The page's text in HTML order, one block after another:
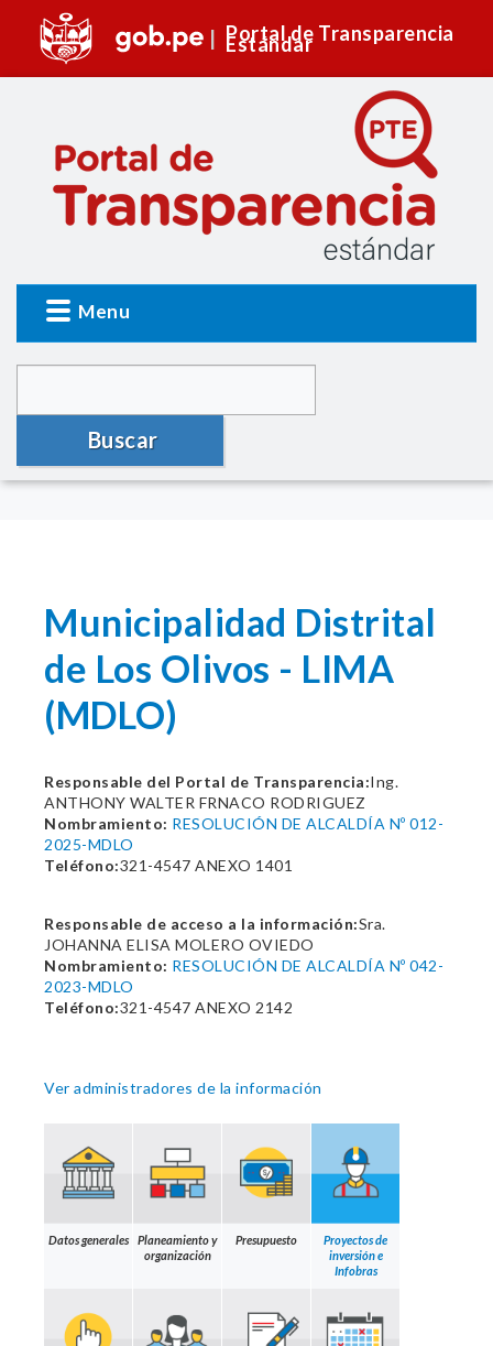
Portal de Transparencia
Estándar
Menu
Buscar
Municipalidad Distrital
de Los Olivos - LIMA
(MDLO)
Responsable del Portal de Transparencia:Ing.
ANTHONY WALTER FRNACO RODRIGUEZ
Nombramiento: RESOLUCIÓN DE ALCALDÍA Nº 012-
2025-MDLO
Teléfono:321-4547 ANEXO 1401
Responsable de acceso a la información:Sra.
JOHANNA ELISA MOLERO OVIEDO
Nombramiento: RESOLUCIÓN DE ALCALDÍA Nº 042-
2023-MDLO
Teléfono:321-4547 ANEXO 2142
Ver administradores de la información
Datos generales
Planeamiento y
organización
Presupuesto
Proyectos de
inversión e
Infobras